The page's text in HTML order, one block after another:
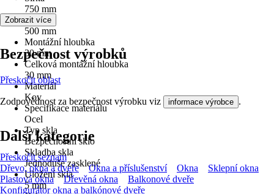
750 mm
Výška
500 mm
Montážní hloubka
30 mm
Celková montážní hloubka
30 mm
Materiál
Kov
Specifikace materiálu
Ocel
Typ skla
Bezpečnostní sklo
Skladba skla
Jednoduše zasklené
Uložení skla
5 mm
Zobrazit více
Bezpečnost výrobků
Přeskočit oblast
Zodpovědnost za bezpečnost výrobku viz informace výrobce .
Další kategorie
Přeskočit seznam
Dřevo, okna a dveře
Okna a příslušenství Okna
Sklepní okna
Plastová okna
Dřevěná okna
Balkonové dveře
Konfigurátor okna a balkónové dveře